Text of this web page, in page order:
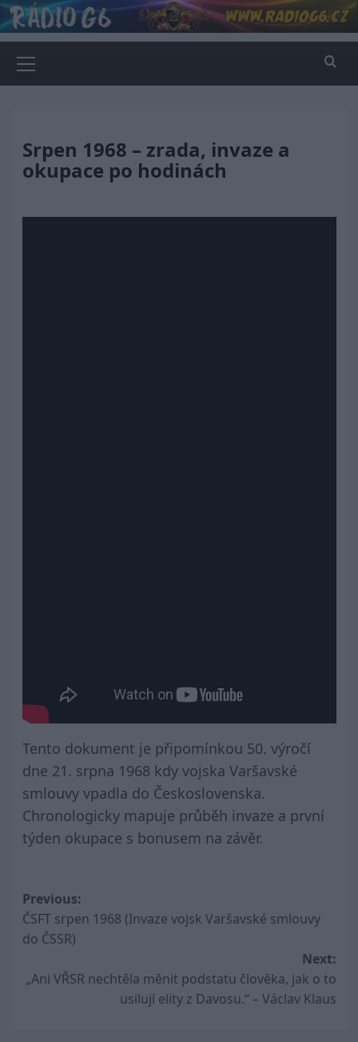
Skip
to
content
Menu
Srpen 1968 – zrada, invaze a
okupace po hodinách
Tento dokument je připomínkou 50. výročí
dne 21. srpna 1968 kdy vojska Varšavské
smlouvy vpadla do Československa.
Chronologicky mapuje průběh invaze a první
týden okupace s bonusem na závěr.
Post
navigation
Previous:
ČSFT srpen 1968 (Invaze vojsk Varšavské smlouvy
do ČSSR)
Next:
„Ani VŘSR nechtěla měnit podstatu člověka, jak o to
usilují elity z Davosu.“ – Václav Klaus